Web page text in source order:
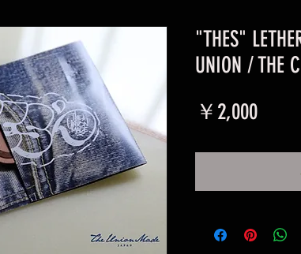
"THES"
UNION / THE
￥2,000価